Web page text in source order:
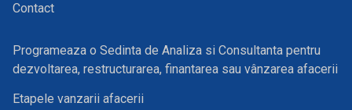
Contact
Programeaza o Sedinta de Analiza si Consultanta pentru
dezvoltarea, restructurarea, finantarea sau vânzarea afacerii
Etapele vanzarii afacerii